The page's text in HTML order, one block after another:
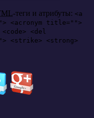
-теги и атрибуты: <a
<acronym title="">
<del
<strike> <strong>